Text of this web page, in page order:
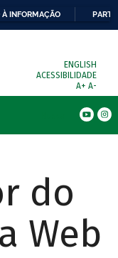
À INFORMAÇÃO
ENGLISH
ACESSIBILIDADE
A+ A-
do
Web